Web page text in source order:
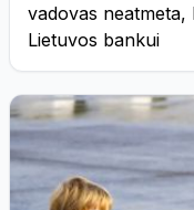
vadovas neatmeta,
Lietuvos bankui